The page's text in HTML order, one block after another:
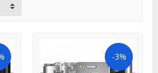
-3%